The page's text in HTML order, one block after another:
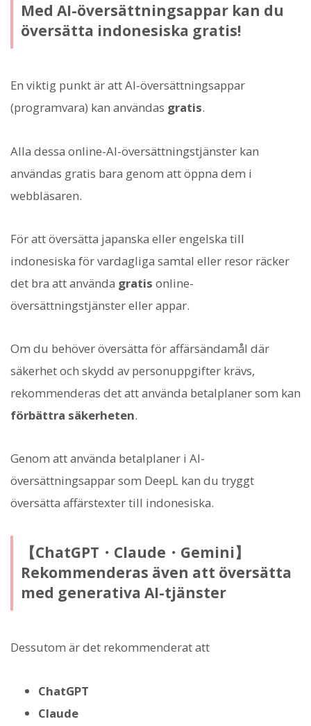
Med AI-översättningsappar kan du
översätta indonesiska gratis!
En viktig punkt är att AI-översättningsappar
(programvara) kan användas gratis.
Alla dessa online-AI-översättningstjänster kan
användas gratis bara genom att öppna dem i
webbläsaren.
För att översätta japanska eller engelska till
indonesiska för vardagliga samtal eller resor räcker
det bra att använda gratis online-
översättningstjänster eller appar.
Om du behöver översätta för affärsändamål där
säkerhet och skydd av personuppgifter krävs,
rekommenderas det att använda betalplaner som kan
förbättra säkerheten.
Genom att använda betalplaner i AI-
översättningsappar som DeepL kan du tryggt
översätta affärstexter till indonesiska.
【ChatGPT・Claude・Gemini】
Rekommenderas även att översätta
med generativa AI-tjänster
Dessutom är det rekommenderat att
ChatGPT
Claude